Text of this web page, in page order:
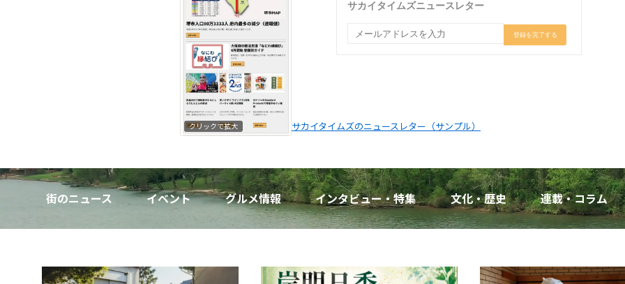
クリックで拡大 サカイタイムズのニュースレター（サンプル）
街のニュース イベント グルメ情報 インタビュー・特集 文化・歴史 連載・コラム